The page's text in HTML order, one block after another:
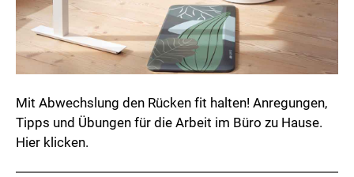
Mit Abwechslung den Rücken fit halten! Anregungen,
Tipps und Übungen für die Arbeit im Büro zu Hause.
Hier klicken.